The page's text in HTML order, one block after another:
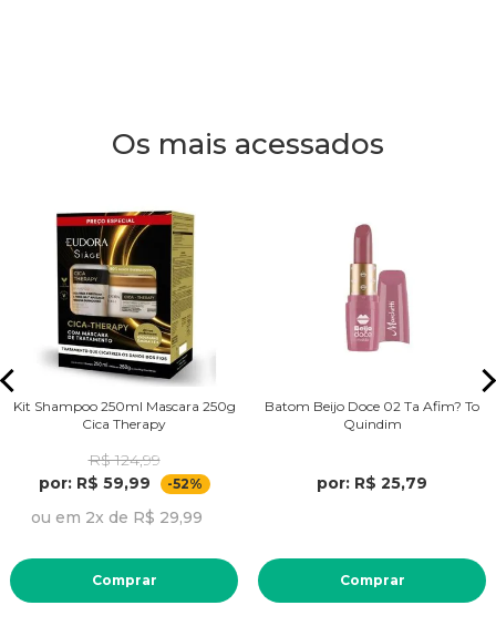
Os mais acessados
Kit Shampoo 250ml Mascara 250g
Cica Therapy
R$ 124,99
por: R$ 59,99
-52%
ou em 2x de R$ 29,99
Comprar
Batom Beijo Doce 02 Ta Afim? To
Quindim
por: R$ 25,79
Comprar